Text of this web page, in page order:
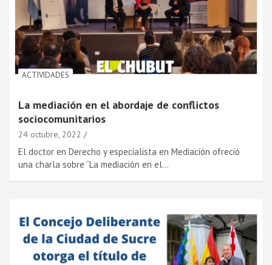
ACTIVIDADES
La mediación en el abordaje de conflictos
sociocomunitarios
24 octubre, 2022
El doctor en Derecho y especialista en Mediación ofreció
una charla sobre “La mediación en el…